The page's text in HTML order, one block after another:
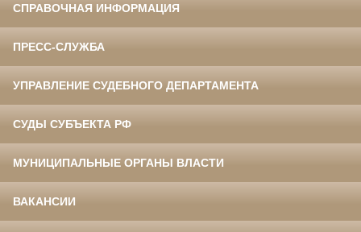
СПРАВОЧНАЯ ИНФОРМАЦИЯ
ПРЕСС-СЛУЖБА
УПРАВЛЕНИЕ СУДЕБНОГО ДЕПАРТАМЕНТА
СУДЫ СУБЪЕКТА РФ
МУНИЦИПАЛЬНЫЕ ОРГАНЫ ВЛАСТИ
ВАКАНСИИ